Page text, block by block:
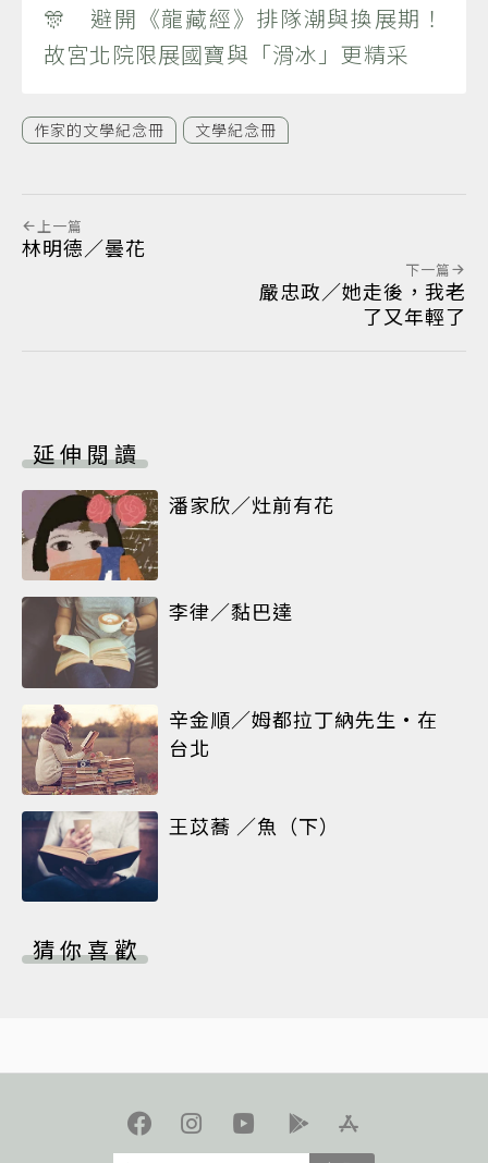
🎊 避開《龍藏經》排隊潮與換展期！
故宮北院限展國寶與「滑冰」更精采
作家的文學紀念冊 文學紀念冊
上一篇
林明德／曇花
下一篇
嚴忠政／她走後，我老
了又年輕了
延伸閱讀
潘家欣／灶前有花
李律／黏巴達
辛金順／姆都拉丁納先生•在
台北
王苡蕎 ／魚（下）
猜你喜歡